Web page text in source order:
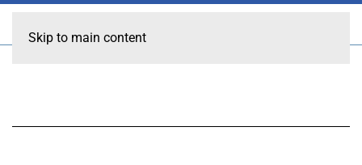
Skip to main content